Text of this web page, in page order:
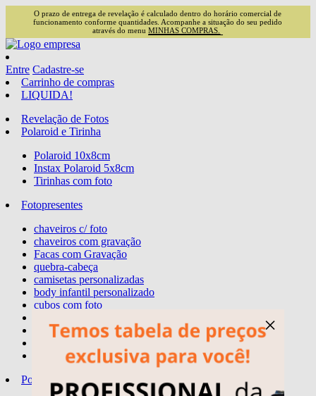
O prazo de entrega de revelação é calculado dentro do horário comercial de
funcionamento conforme quantidades. Acompanhe a situação do seu pedido
através do menuMINHAS COMPRAS.
Entre Cadastre-se
Carrinho de compras
LIQUIDA!
Revelação de Fotos
Polaroid e Tirinha
Polaroid 10x8cm
Instax Polaroid 5x8cm
Tirinhas com foto
Fotopresentes
chaveiros c/ foto
chaveiros com gravação
Facas com Gravação
quebra-cabeça
camisetas personalizadas
body infantil personalizado
cubos com foto
quadros temas
display - stand-up mini
Porta-Retratos
×